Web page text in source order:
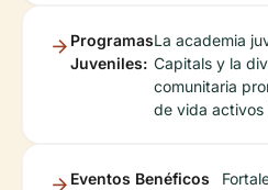
Programas
Juveniles:
La academia
Capitals y la
comunitaria
de vida activos
Eventos Benéficos